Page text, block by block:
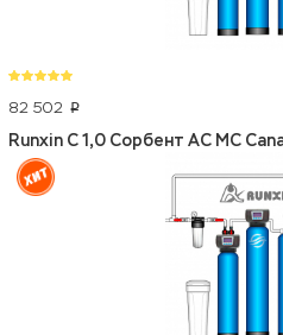
82 502 p
Runxin C 1,0 Сорбент АС МС